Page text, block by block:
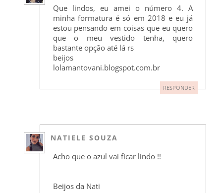
Que lindos, eu amei o número 4. A
minha formatura é só em 2018 e eu já
estou pensando em coisas que eu quero
que o meu vestido tenha, quero
bastante opção até lá rs
beijos
lolamantovani.blogspot.com.br
RESPONDER
NATIELE SOUZA
Acho que o azul vai ficar lindo !!
Beijos da Nati